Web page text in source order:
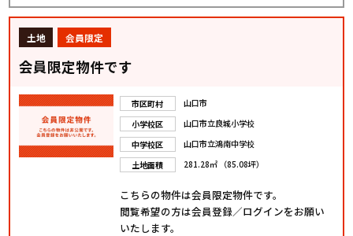
土地 会員限定
会員限定物件です
市区町村
山口市
小学校区
山口市立良城小学校
中学校区
山口市立鴻南中学校
土地面積
281.28㎡ （85.08坪）
こちらの物件は会員限定物件です。
閲覧希望の方は会員登録／ログインをお願い
いたします。